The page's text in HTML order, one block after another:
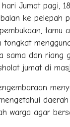
Jumat pagi,
ke pelepah
sama dan riang
jumat di
warga agar